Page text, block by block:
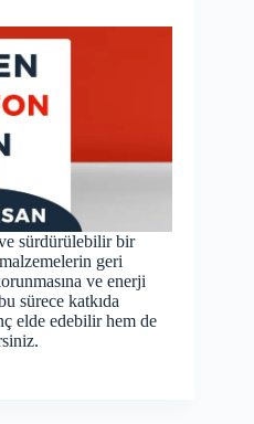
sürdürülebilir bir
geri
ve enerji
sürece katkıda
elde edebilir hem de